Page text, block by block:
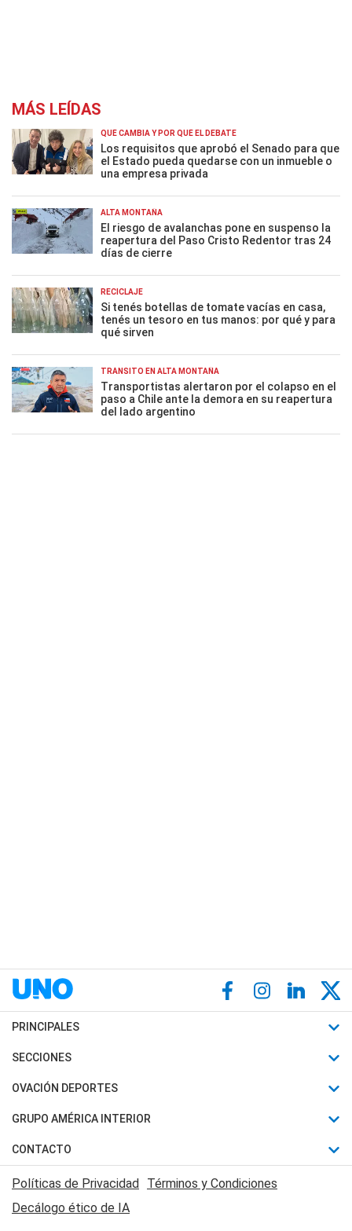
MÁS LEÍDAS
QUÉ CAMBIA Y POR QUÉ EL DEBATE
Los requisitos que aprobó el Senado para que
el Estado pueda quedarse con un inmueble o
una empresa privada
ALTA MONTAÑA
El riesgo de avalanchas pone en suspenso la
reapertura del Paso Cristo Redentor tras 24
días de cierre
RECICLAJE
Si tenés botellas de tomate vacías en casa,
tenés un tesoro en tus manos: por qué y para
qué sirven
TRÁNSITO EN ALTA MONTAÑA
Transportistas alertaron por el colapso en el
paso a Chile ante la demora en su reapertura
del lado argentino
PRINCIPALES
Últimas Noticias
Política
Judiciales
Economia
SECCIONES
Horóscopo
Motores
Trucos caseros
Series y Películas
Edictos y Solicitadas
OVACIÓN DEPORTES
Fútbol
Mundial
Automovilismo
Rugby
GRUPO AMÉRICA INTERIOR
Canal 7 en Vivo
CONTACTO
Acerca de Nosotros
Contactanos
Políticas de Privacidad Términos y Condiciones
Decálogo ético de IA